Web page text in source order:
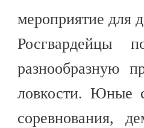
мероприятие для
Росгвардейцы
разнообразную
ловкости. Юные
соревнования,